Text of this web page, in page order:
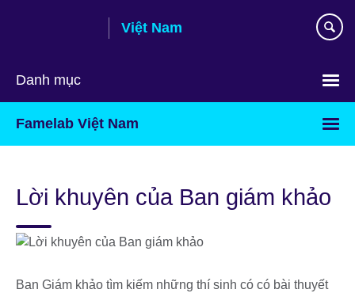
Việt Nam
Danh mục
your
language
Famelab Việt Nam
Lời khuyên của Ban giám khảo
Ban Giám khảo tìm kiếm những thí sinh có có bài thuyết